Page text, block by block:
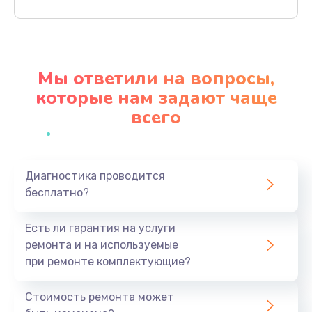
Заказать
Замена экрана
Замена шлейфа матрицы
Заказать
1060 руб.
Мы ответили на вопросы,
которые нам задают чаще
всего
Диагностика проводится
бесплатно?
Есть ли гарантия на услуги
ремонта и на используемые
при ремонте комплектующие?
Стоимость ремонта может